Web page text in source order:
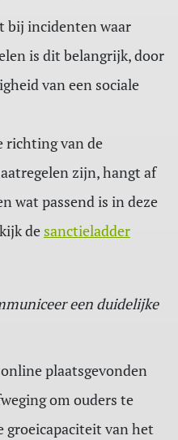
bij incidenten waar
is dit belangrijk, door
van een sociale
richting van de
zijn, hangt af
wat passend is in deze
de sanctieladder
een duidelijke
plaatsgevonden
om ouders te
groeicapaciteit van het